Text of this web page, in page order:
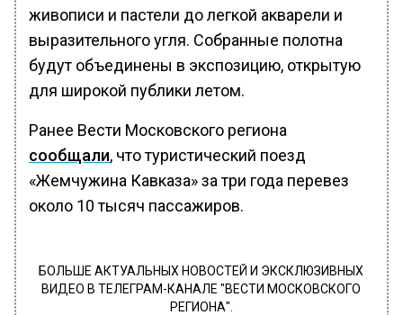
живописи и пастели до легкой акварели и
выразительного угля. Собранные полотна
будут объединены в экспозицию, открытую
для широкой публики летом.
Ранее Вести Московского региона
сообщали, что туристический поезд
«Жемчужина Кавказа» за три года перевез
около 10 тысяч пассажиров.
БОЛЬШЕ АКТУАЛЬНЫХ НОВОСТЕЙ И ЭКСКЛЮЗИВНЫХ
ВИДЕО В ТЕЛЕГРАМ-КАНАЛЕ "ВЕСТИ МОСКОВСКОГО
РЕГИОНА".